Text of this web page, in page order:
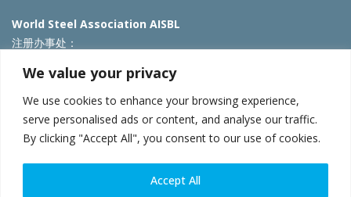
We value your privacy
We use cookies to enhance your browsing experience,
serve personalised ads or content, and analyse our traffic.
By clicking "Accept All", you consent to our use of cookies.
Accept All
World Steel Association AISBL
注册办事处：
T: +32 2 702 89 00 – E:steel@worldsteel.org
北京市朝阳区霄云路40号院国航世纪大厦1号楼3层3F
E:china@worldsteel.org
使用条款|隐私政策